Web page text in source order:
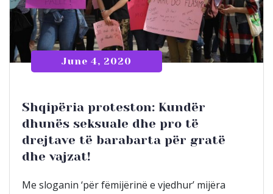
June 4, 2020
Shqipëria proteston: Kundër
dhunës seksuale dhe pro të
drejtave të barabarta për gratë
dhe vajzat!
Me sloganin ‘për fëmijërinë e vjedhur’ mijëra